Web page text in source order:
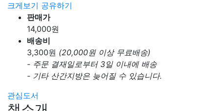
크게보기 공유하기
판매가
14,000원
배송비
3,300원 (20,000원 이상 무료배송)
- 주문 결재일로부터 3일 이내에 배송
- 기타 산간지방은 늦어질 수 있습니다.
관심도서